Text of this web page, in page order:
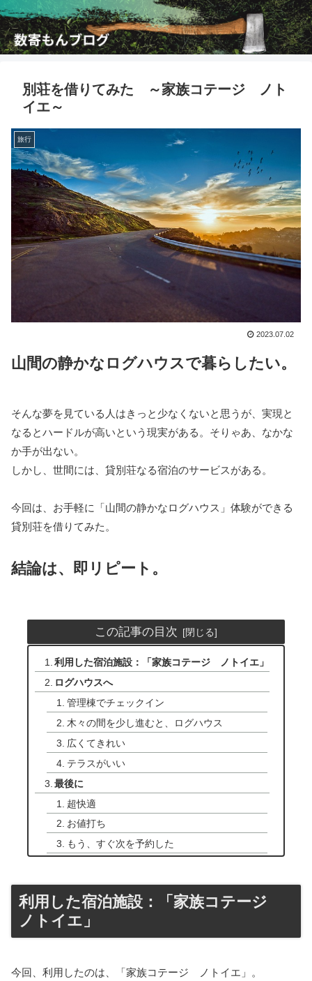
別荘を借りてみた ～家族コテージ ノト
イエ～
旅行
2023.07.02
山間の静かなログハウスで暮らしたい。
そんな夢を見ている人はきっと少なくないと思うが、実現と
なるとハードルが高いという現実がある。そりゃあ、なかな
か手が出ない。
しかし、世間には、貸別荘なる宿泊のサービスがある。
今回は、お手軽に「山間の静かなログハウス」体験ができる
貸別荘を借りてみた。
結論は、即リピート。
この記事の目次
利用した宿泊施設：「家族コテージ ノトイエ」
ログハウスへ
管理棟でチェックイン
木々の間を少し進むと、ログハウス
広くてきれい
テラスがいい
最後に
超快適
お値打ち
もう、すぐ次を予約した
利用した宿泊施設：「家族コテージ
ノトイエ」
今回、利用したのは、「家族コテージ ノトイエ」。